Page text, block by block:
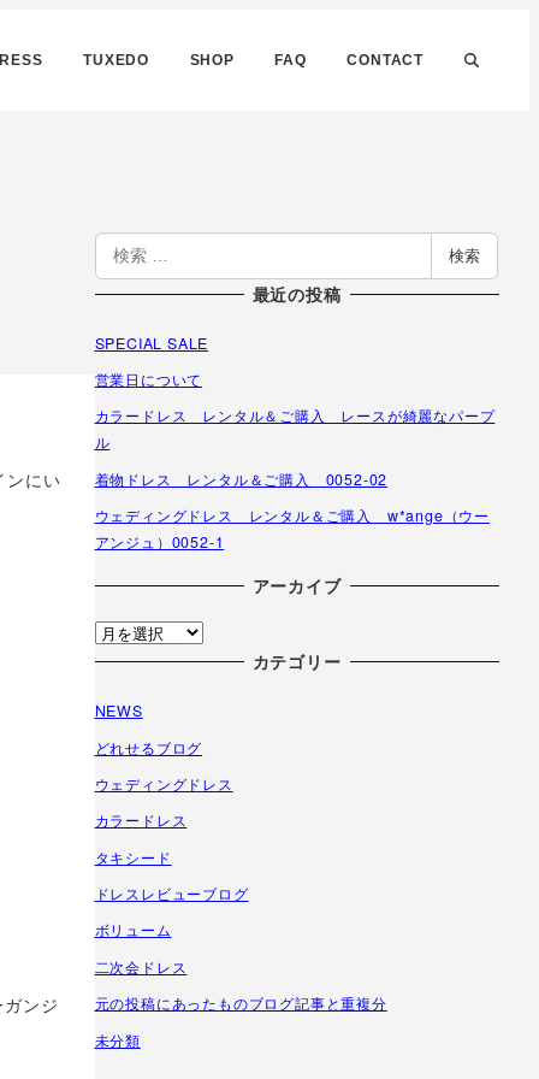
TUXEDO SHOP FAQ CONTACT
ンにい
ンジ
検
索
検索
最近の投稿
SPECIAL SALE
営業日について
カラードレス レンタル＆ご購入 レースが綺麗なパープ
ル
着物ドレス レンタル＆ご購入 0052-02
ウェディングドレス レンタル＆ご購入 w*ange（ウー
アンジュ）0052-1
アーカイブ
ア
ー
イ
ブ
カテゴリー
NEWS
どれせるブログ
ウェディングドレス
カラードレス
タキシード
ドレスレビューブログ
ボリューム
二次会ドレス
元の投稿にあったものブログ記事と重複分
未分類